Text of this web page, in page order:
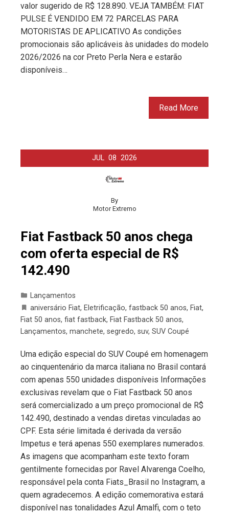
valor sugerido de R$ 128.890. VEJA TAMBÉM: FIAT
PULSE É VENDIDO EM 72 PARCELAS PARA
MOTORISTAS DE APLICATIVO As condições
promocionais são aplicáveis às unidades do modelo
2026/2026 na cor Preto Perla Nera e estarão
disponíveis…
Read More
JUL 08 2026
By
Motor Extremo
Fiat Fastback 50 anos chega
com oferta especial de R$
142.490
Lançamentos
aniversário Fiat, Eletrificação, fastback 50 anos, Fiat,
Fiat 50 anos, fiat fastback, Fiat Fastback 50 anos,
Lançamentos, manchete, segredo, suv, SUV Coupé
Uma edição especial do SUV Coupé em homenagem
ao cinquentenário da marca italiana no Brasil contará
com apenas 550 unidades disponíveis Informações
exclusivas revelam que o Fiat Fastback 50 anos
será comercializado a um preço promocional de R$
142.490, destinado a vendas diretas vinculadas ao
CPF. Esta série limitada é derivada da versão
Impetus e terá apenas 550 exemplares numerados.
As imagens que acompanham este texto foram
gentilmente fornecidas por Ravel Alvarenga Coelho,
responsável pela conta Fiats_Brasil no Instagram, a
quem agradecemos. A edição comemorativa estará
disponível nas tonalidades Azul Amalfi, com o teto